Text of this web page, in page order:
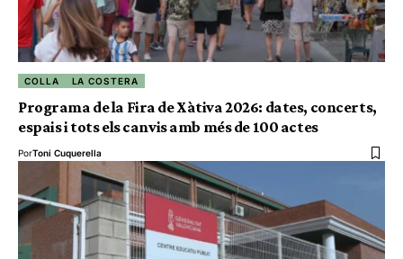
COLLA LA COSTERA
Programa de la Fira de Xàtiva 2026: dates, concerts,
espais i tots els canvis amb més de 100 actes
PorToni Cuquerella